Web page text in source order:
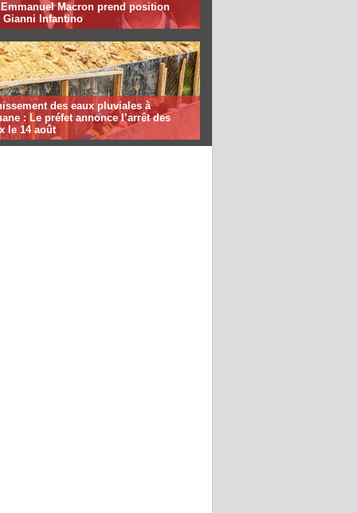
Emmanuel Macron prend position
Gianni Infantino
des eaux pluviales à
: Le préfet annonce l’arrêt des
le 14 août